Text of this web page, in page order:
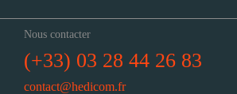
Nous contacter
(+33) 03 28 44 26 83
contact@hedicom.fr